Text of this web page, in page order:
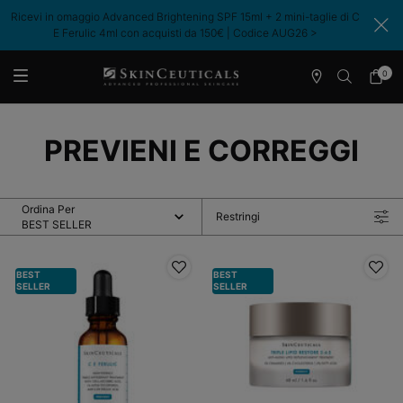
Ricevi in omaggio Advanced Brightening SPF 15ml + 2 mini-taglie di C
E Ferulic 4ml con acquisti da 150€ | Codice AUG26 >​
Store
Il
0
0
PREVIENI E CORREGGI
Ordina Per
Restringi
Filtri
BEST
SELLER
BEST
SELLER